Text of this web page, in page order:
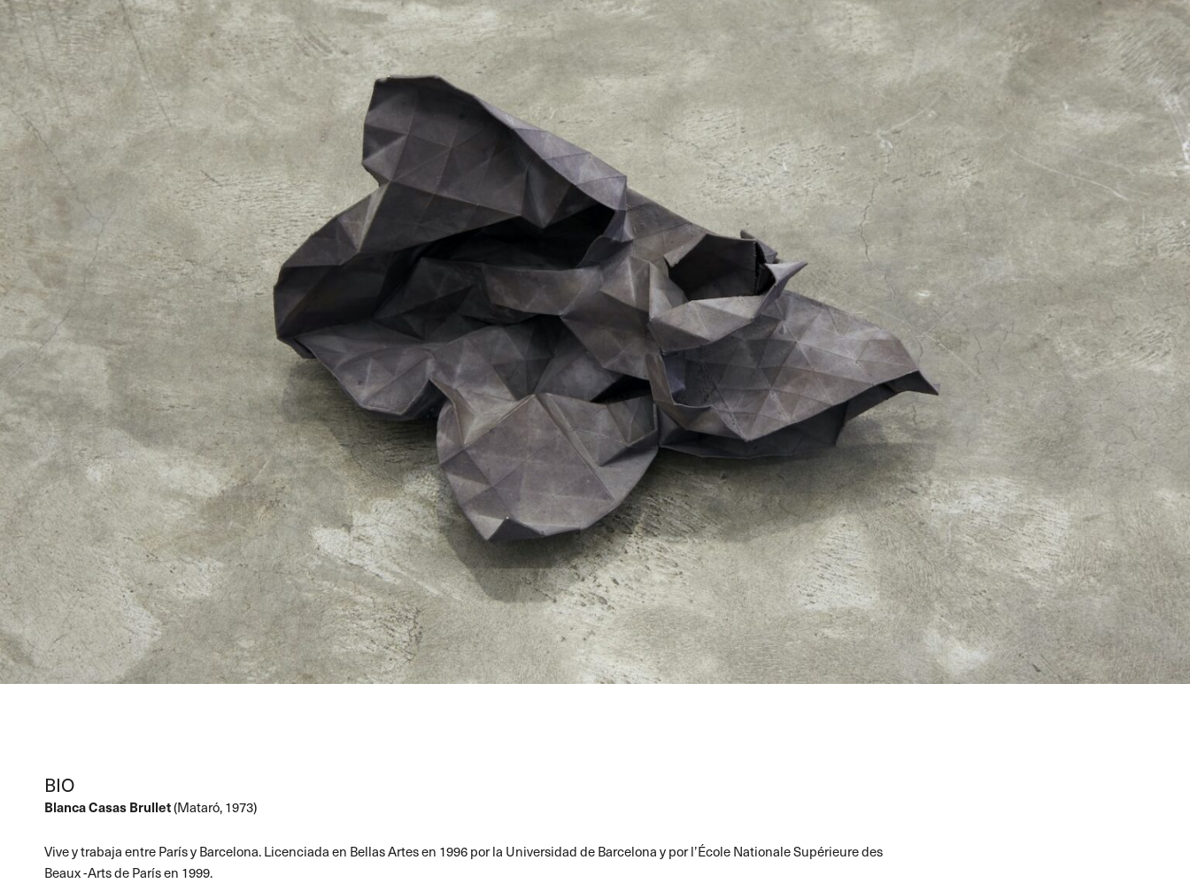
BIO
Blanca Casas Brullet(Mataró, 1973)
Vive y trabaja entre París y Barcelona. Licenciada en Bellas Artes en 1996 por la Universidad de Barcelona y por l’École Nationale Supérieure des
Beaux -Arts de París en 1999.